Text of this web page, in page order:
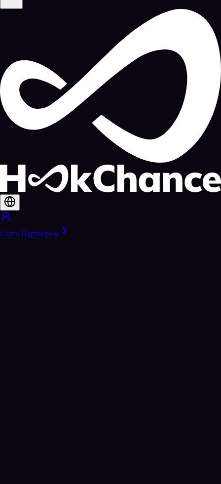
Стать Партнёром